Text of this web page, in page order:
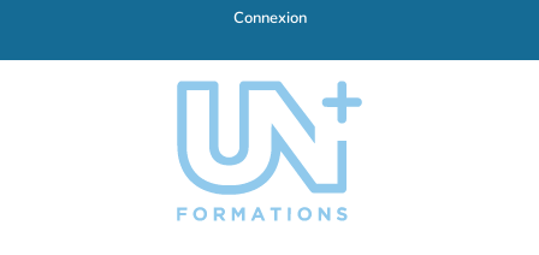
Connexion